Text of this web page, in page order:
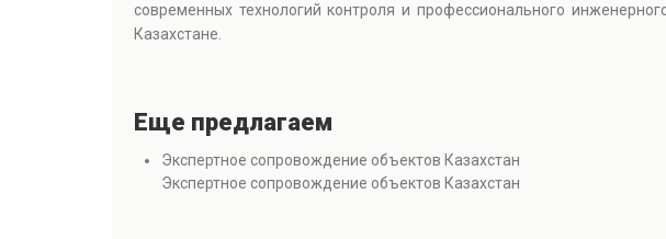
современных технологий контроля и профессионального
Казахстане.
Еще предлагаем
Экспертное сопровождение объектов Казахстан
Экспертное сопровождение объектов Казахстан